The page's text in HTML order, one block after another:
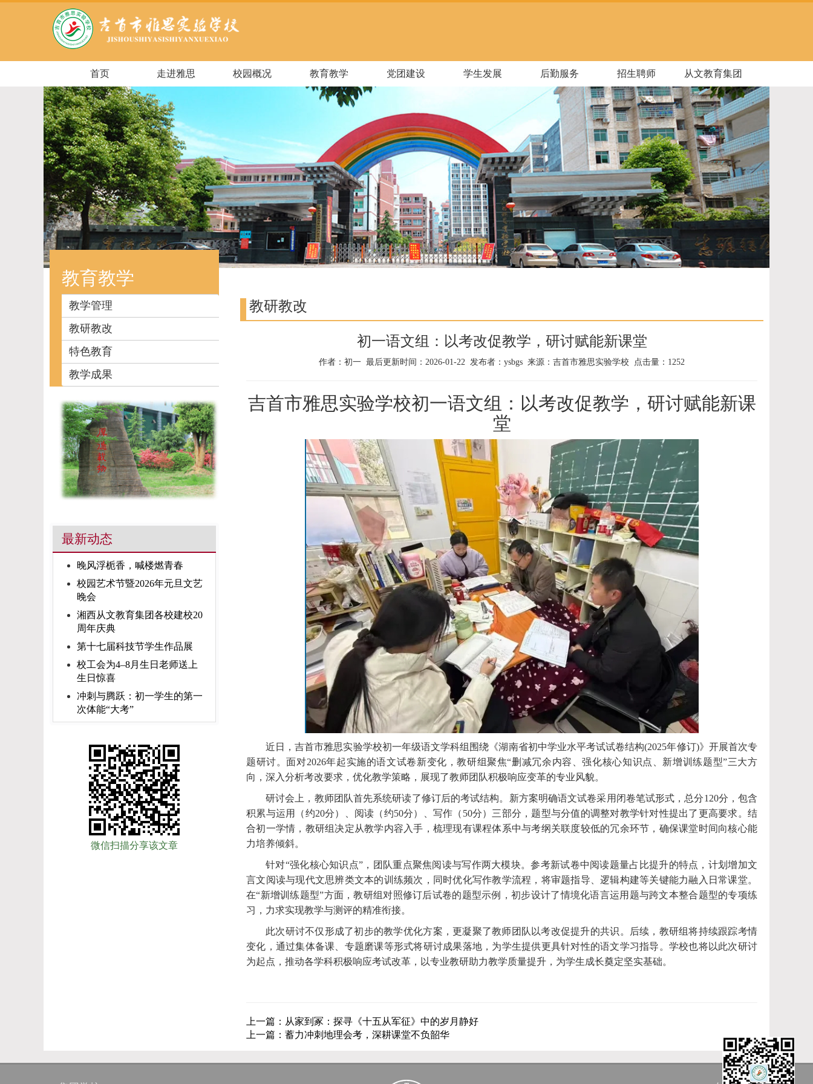
首页 走进雅思 校园概况 教育教学 党团建设 学生发展 后勤服务 招生聘师 从文教育集团
教育教学
教学管理
教研教改
特色教育
教学成果
最新动态
晚风浮栀香，喊楼燃青春
校园艺术节暨2026年元旦文艺
晚会
湘西从文教育集团各校建校20
周年庆典
第十七届科技节学生作品展
校工会为4–8月生日老师送上
生日惊喜
冲刺与腾跃：初一学生的第一
次体能“大考”
微信扫描分享该文章
教研教改
初一语文组：以考改促教学，研讨赋能新课堂
作者：初一 最后更新时间：2026-01-22 发布者：ysbgs 来源：吉首市雅思实验学校 点击量：1252
吉首市雅思实验学校初一语文组：以考改促教学，研讨赋能新课
堂
近日，吉首市雅思实验学校初一年级语文学科组围绕《湖南省初中学业水平考试试卷结构(2025年修订)》开展首次专
题研讨。面对2026年起实施的语文试卷新变化，教研组聚焦“删减冗余内容、强化核心知识点、新增训练题型”三大方
向，深入分析考改要求，优化教学策略，展现了教师团队积极响应变革的专业风貌。
研讨会上，教师团队首先系统研读了修订后的考试结构。新方案明确语文试卷采用闭卷笔试形式，总分120分，包含
积累与运用（约20分）、阅读（约50分）、写作（50分）三部分，题型与分值的调整对教学针对性提出了更高要求。结
合初一学情，教研组决定从教学内容入手，梳理现有课程体系中与考纲关联度较低的冗余环节，确保课堂时间向核心能
力培养倾斜。
针对“强化核心知识点”，团队重点聚焦阅读与写作两大模块。参考新试卷中阅读题量占比提升的特点，计划增加文
言文阅读与现代文思辨类文本的训练频次，同时优化写作教学流程，将审题指导、逻辑构建等关键能力融入日常课堂。
在“新增训练题型”方面，教研组对照修订后试卷的题型示例，初步设计了情境化语言运用题与跨文本整合题型的专项练
习，力求实现教学与测评的精准衔接。
此次研讨不仅形成了初步的教学优化方案，更凝聚了教师团队以考改促提升的共识。后续，教研组将持续跟踪考情
变化，通过集体备课、专题磨课等形式将研讨成果落地，为学生提供更具针对性的语文学习指导。学校也将以此次研讨
为起点，推动各学科积极响应考试改革，以专业教研助力教学质量提升，为学生成长奠定坚实基础。
上一篇：从家到冢：探寻《十五从军征》中的岁月静好
上一篇：蓄力冲刺地理会考，深耕课堂不负韶华